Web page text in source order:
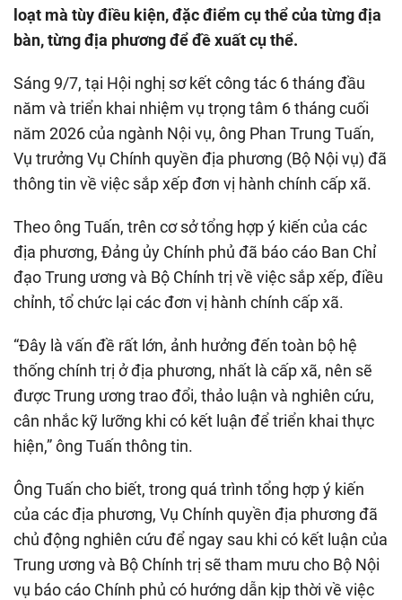
loạt mà tùy điều kiện, đặc điểm cụ thể của từng địa
bàn, từng địa phương để đề xuất cụ thể.
Sáng 9/7, tại Hội nghị sơ kết công tác 6 tháng đầu
năm và triển khai nhiệm vụ trọng tâm 6 tháng cuối
năm 2026 của ngành Nội vụ, ông Phan Trung Tuấn,
Vụ trưởng Vụ Chính quyền địa phương (Bộ Nội vụ) đã
thông tin về việc sắp xếp đơn vị hành chính cấp xã.
Theo ông Tuấn, trên cơ sở tổng hợp ý kiến của các
địa phương, Đảng ủy Chính phủ đã báo cáo Ban Chỉ
đạo Trung ương và Bộ Chính trị về việc sắp xếp, điều
chỉnh, tổ chức lại các đơn vị hành chính cấp xã.
“Đây là vấn đề rất lớn, ảnh hưởng đến toàn bộ hệ
thống chính trị ở địa phương, nhất là cấp xã, nên sẽ
được Trung ương trao đổi, thảo luận và nghiên cứu,
cân nhắc kỹ lưỡng khi có kết luận để triển khai thực
hiện,” ông Tuấn thông tin.
Ông Tuấn cho biết, trong quá trình tổng hợp ý kiến
của các địa phương, Vụ Chính quyền địa phương đã
chủ động nghiên cứu để ngay sau khi có kết luận của
Trung ương và Bộ Chính trị sẽ tham mưu cho Bộ Nội
vụ báo cáo Chính phủ có hướng dẫn kịp thời về việc